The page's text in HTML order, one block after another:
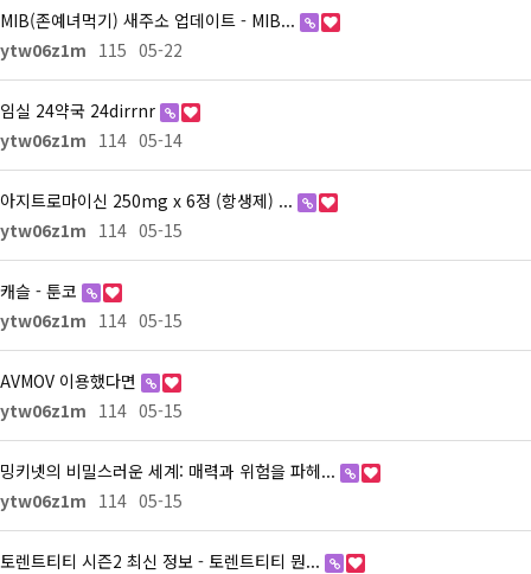
MIB(존예녀먹기) 새주소 업데이트 - MIB...
ytw06z1m 115 05-22
임실 24약국 24dirrnr
ytw06z1m 114 05-14
아지트로마이신 250mg x 6정 (항생제) ...
ytw06z1m 114 05-15
캐슬 - 툰코
ytw06z1m 114 05-15
AVMOV 이용했다면
ytw06z1m 114 05-15
밍키넷의 비밀스러운 세계: 매력과 위험을 파헤...
ytw06z1m 114 05-15
토렌트티티 시즌2 최신 정보 - 토렌트티티 뭔...